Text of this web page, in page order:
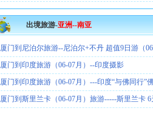
出境旅游-亚洲--南亚
厦门到尼泊尔旅游--尼泊尔+不丹 超值9日游（
厦门到印度旅游（06-07月）--印度摄影
厦门到印度旅游（06-07月）---印度“与佛同行”
厦门到斯里兰卡（06-07月）旅游-----斯里兰卡